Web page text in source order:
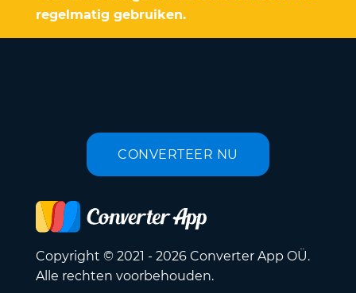
regelmatig gebruiken.
CONVERTEER NU
Copyright © 2021 - 2026 Converter App OÜ.
Alle rechten voorbehouden.